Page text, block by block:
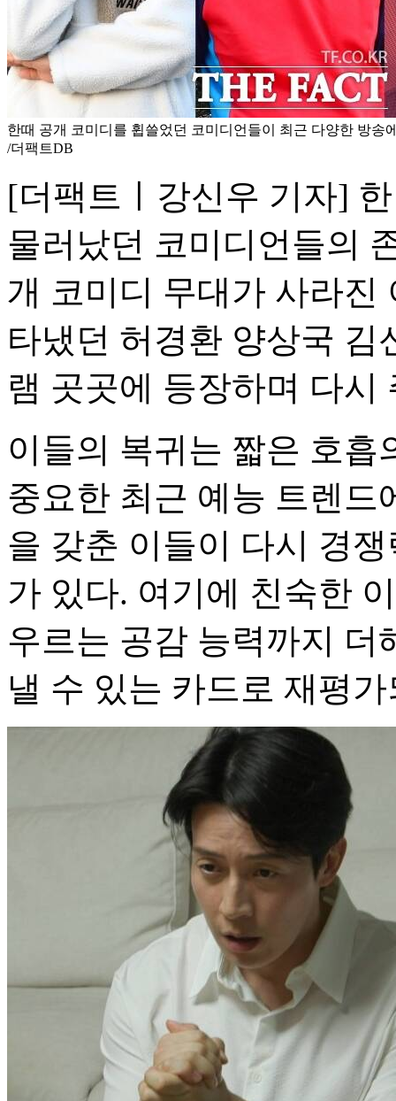
한때 공개 코미디를 휩쓸었던 코미디언들이 최근 다양한 방송
/더팩트DB
[더팩트ㅣ강신우 기자]
물러났던 코미디언들의
개 코미디 무대가 사라진
타냈던 허경환 양상국 김
램 곳곳에 등장하며 다시
이들의 복귀는 짧은 호흡
중요한 최근 예능 트렌드
을 갖춘 이들이 다시 경
가 있다. 여기에 친숙한
우르는 공감 능력까지 더
낼 수 있는 카드로 재평